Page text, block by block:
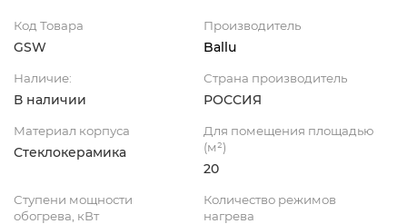
Код Товара
GSW
Производитель
Ballu
Наличие:
В наличии
Страна производитель
РОССИЯ
Материал корпуса
Стеклокерамика
Для помещения площадью
(м²)
20
Ступени мощности
обогрева, кВт
Количество режимов
нагрева